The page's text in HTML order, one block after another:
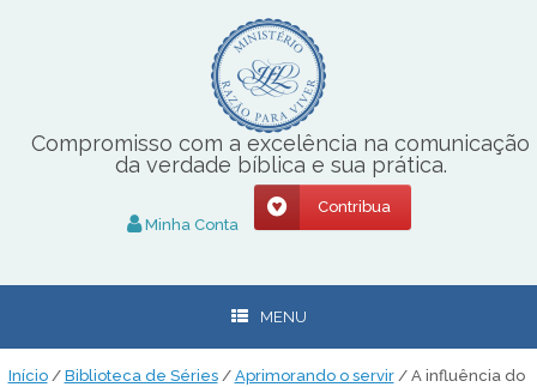
Compromisso com a excelência na comunicação
da verdade bíblica e sua prática.
Minha Conta
Contribua
MENU
Início/ Biblioteca de Séries/ Aprimorando o servir/ A influência do